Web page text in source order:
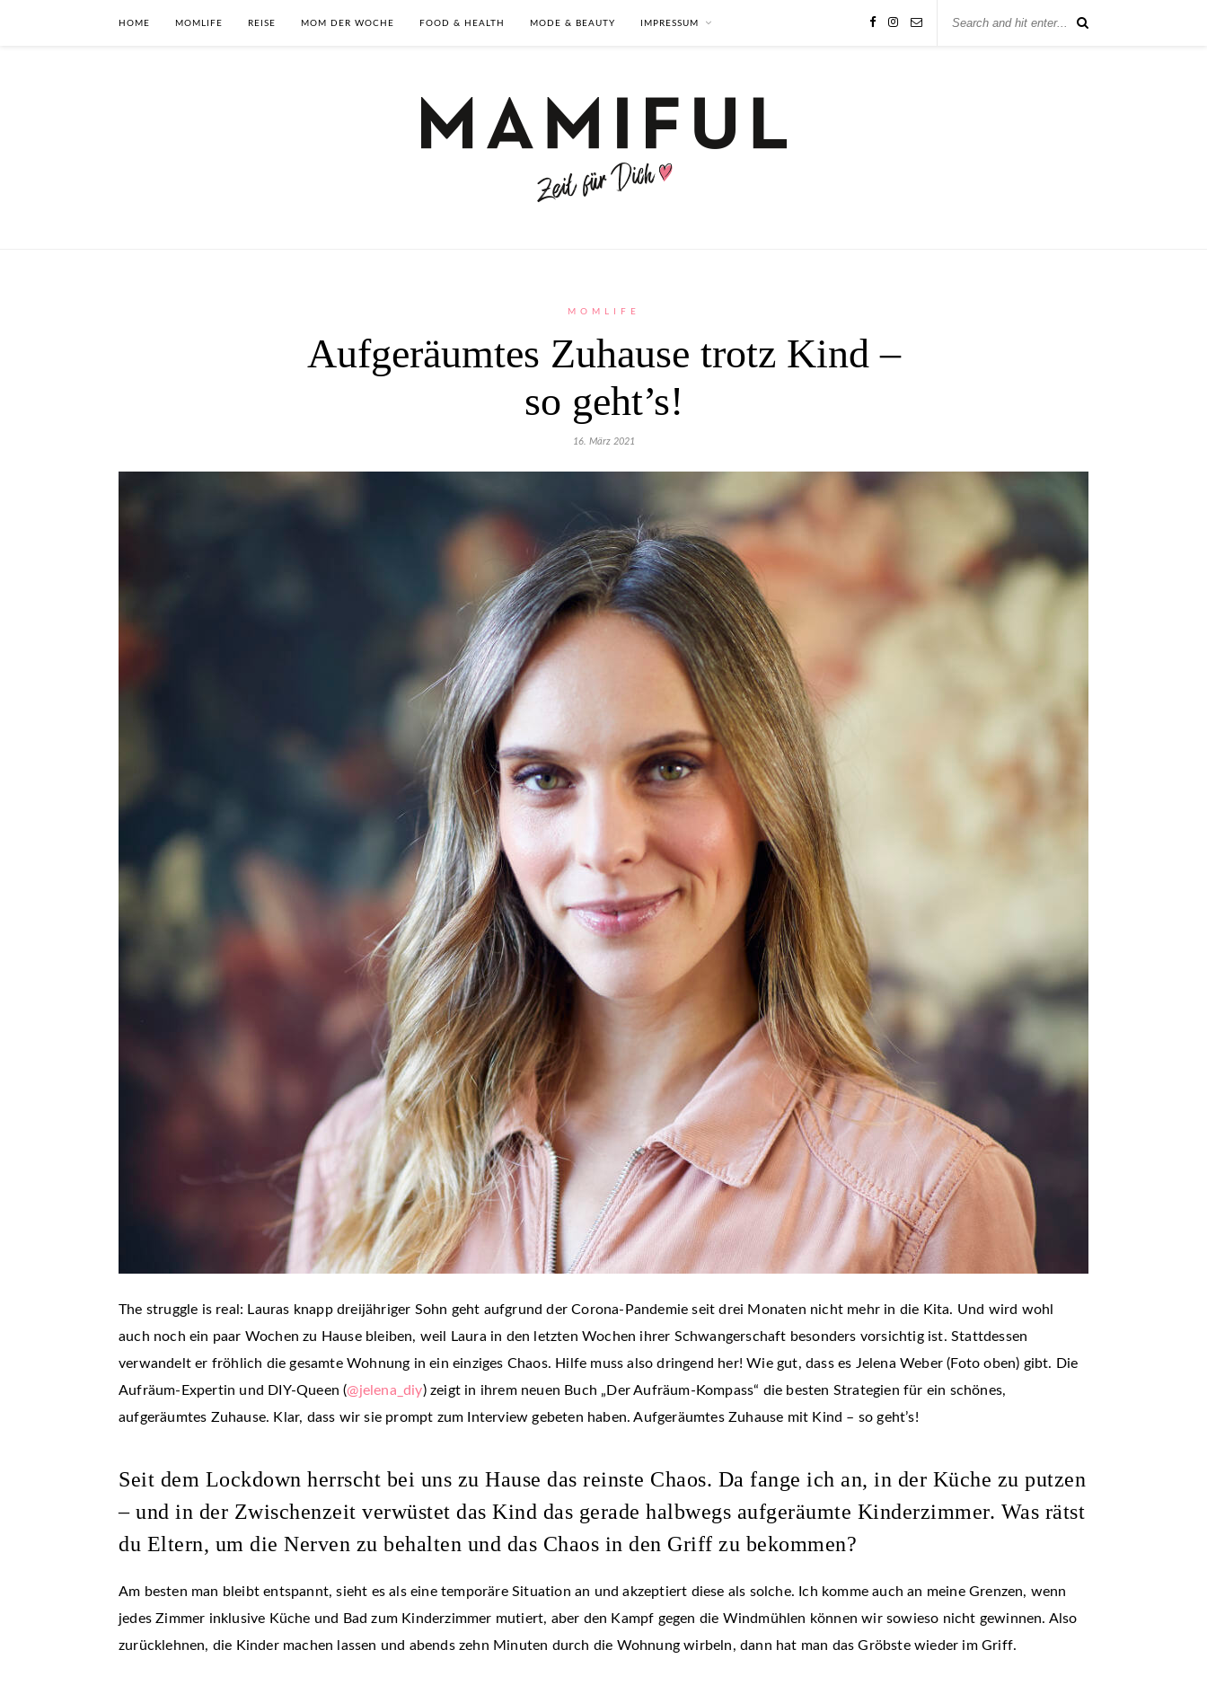
HOME MOMLIFE REISE MOM DER WOCHE FOOD & HEALTH MODE & BEAUTY IMPRESSUM
MOMLIFE
Aufgeräumtes Zuhause trotz Kind –
so geht’s!
16. März 2021
The struggle is real: Lauras knapp dreijähriger Sohn geht aufgrund der Corona-Pandemie seit drei Monaten nicht mehr in die Kita. Und wird wohl
auch noch ein paar Wochen zu Hause bleiben, weil Laura in den letzten Wochen ihrer Schwangerschaft besonders vorsichtig ist. Stattdessen
verwandelt er fröhlich die gesamte Wohnung in ein einziges Chaos. Hilfe muss also dringend her! Wie gut, dass es Jelena Weber (Foto oben) gibt. Die
Aufräum-Expertin und DIY-Queen (@jelena_diy) zeigt in ihrem neuen Buch „Der Aufräum-Kompass“ die besten Strategien für ein schönes,
aufgeräumtes Zuhause. Klar, dass wir sie prompt zum Interview gebeten haben. Aufgeräumtes Zuhause mit Kind – so geht’s!
Seit dem Lockdown herrscht bei uns zu Hause das reinste Chaos. Da fange ich an, in der Küche zu putzen
– und in der Zwischenzeit verwüstet das Kind das gerade halbwegs aufgeräumte Kinderzimmer. Was rätst
du Eltern, um die Nerven zu behalten und das Chaos in den Griff zu bekommen?
Am besten man bleibt entspannt, sieht es als eine temporäre Situation an und akzeptiert diese als solche. Ich komme auch an meine Grenzen, wenn
jedes Zimmer inklusive Küche und Bad zum Kinderzimmer mutiert, aber den Kampf gegen die Windmühlen können wir sowieso nicht gewinnen. Also
zurücklehnen, die Kinder machen lassen und abends zehn Minuten durch die Wohnung wirbeln, dann hat man das Gröbste wieder im Griff.